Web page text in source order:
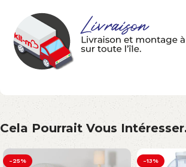
Cela Pourrait Vous
-25% -13%